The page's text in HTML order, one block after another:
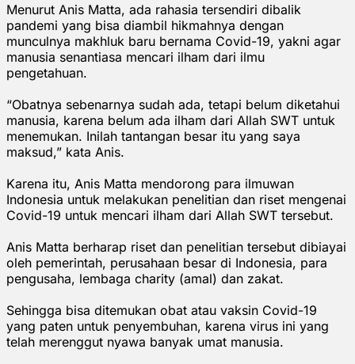
Menurut Anis Matta, ada rahasia tersendiri dibalik
pandemi yang bisa diambil hikmahnya dengan
munculnya makhluk baru bernama Covid-19, yakni agar
manusia senantiasa mencari ilham dari ilmu
pengetahuan.
“Obatnya sebenarnya sudah ada, tetapi belum diketahui
manusia, karena belum ada ilham dari Allah SWT untuk
menemukan. Inilah tantangan besar itu yang saya
maksud,” kata Anis.
Karena itu, Anis Matta mendorong para ilmuwan
Indonesia untuk melakukan penelitian dan riset mengenai
Covid-19 untuk mencari ilham dari Allah SWT tersebut.
Anis Matta berharap riset dan penelitian tersebut dibiayai
oleh pemerintah, perusahaan besar di Indonesia, para
pengusaha, lembaga charity (amal) dan zakat.
Sehingga bisa ditemukan obat atau vaksin Covid-19
yang paten untuk penyembuhan, karena virus ini yang
telah merenggut nyawa banyak umat manusia.